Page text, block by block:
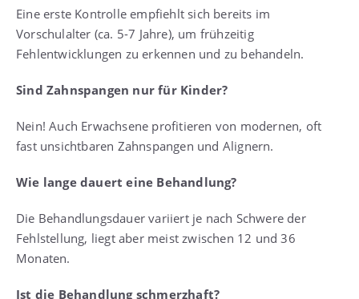
Eine erste Kontrolle empfiehlt sich bereits im
Vorschulalter (ca. 5-7 Jahre), um frühzeitig
Fehlentwicklungen zu erkennen und zu behandeln.
Sind Zahnspangen nur für Kinder?
Nein! Auch Erwachsene profitieren von modernen, oft
fast unsichtbaren Zahnspangen und Alignern.
Wie lange dauert eine Behandlung?
Die Behandlungsdauer variiert je nach Schwere der
Fehlstellung, liegt aber meist zwischen 12 und 36
Monaten.
Ist die Behandlung schmerzhaft?